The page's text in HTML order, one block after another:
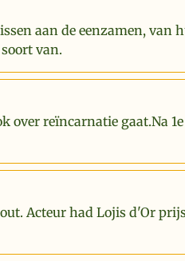
aan de eenzamen, van
van.
over reïncarnatie gaat.Na
Acteur had Lojis d'Or